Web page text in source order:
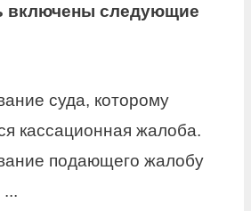
включены следующие
суда, которому
кассационная жалоба.
подающего жалобу
...